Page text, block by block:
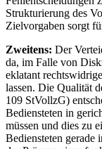
Strukturierung des
Zielvorgaben sorgt
Zweitens: Der
da, im Falle von
eklatant
lassen. Die Qualität
109 StVollzG)
Bediensteten in
müssen und dies zu
Bediensteten gerade